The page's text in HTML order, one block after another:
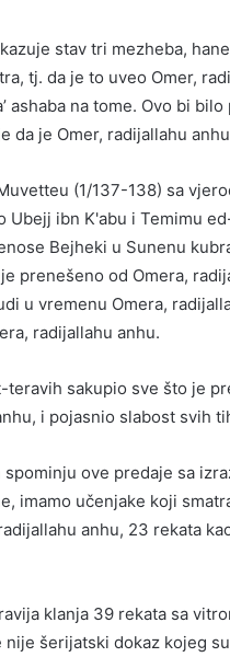
stav tri mezheba,
tj. da je to uveo Omer,
ashaba na tome. Ovo bi
da je Omer, radijallahu
(1/137-138) sa
Ubejj ibn K'abu i Temimu
Bejheki u Sunenu
prenešeno od Omera,
u vremenu Omera,
radijallahu anhu.
teravih sakupio sve što je
i pojasnio slabost svih
spominju ove predaje sa
imamo učenjake koji
anhu, 23 rekata
klanja 39 rekata sa
nije šerijatski dokaz kojeg